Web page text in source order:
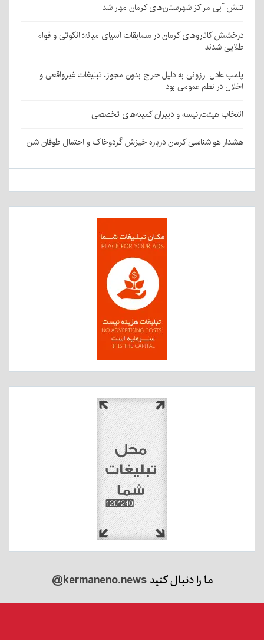
تنش آبی مراکز شهرستان‌های کرمان مهار شد
درخشش کاتاروهای کرمان در مسابقات آسیای میانه؛ انکوتی و قوام
طلایی شدند
پلمپ عادل ارزونی به دليل حراج بدون مجوز، تبليغات غیرواقعی و
اخلال در نظم عمومی بود
انتخاب هیئت‌رئیسه و دبیران کمیته‌های تخصصی
هشدار هواشناسی کرمان درباره خیزش گردوخاک و احتمال طوفان شن
ما را دنبال کنید@kermaneno.news